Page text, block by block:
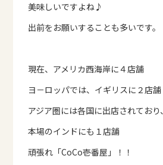
美味しいですよね♪
出前をお願いすることも多いです。
現在、アメリカ西海岸に４店舗
ヨ－ロッパでは、イギリスに２店舗
アジア圏には各国に出店されており、
本場のインドにも１店舗
頑張れ「CoCo壱番屋」！！